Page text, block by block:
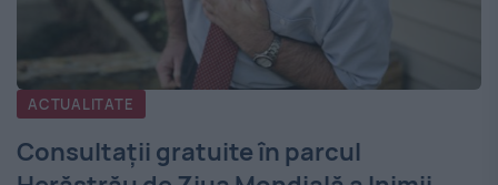
ACTUALITATE
Consultaţii gratuite în parcul